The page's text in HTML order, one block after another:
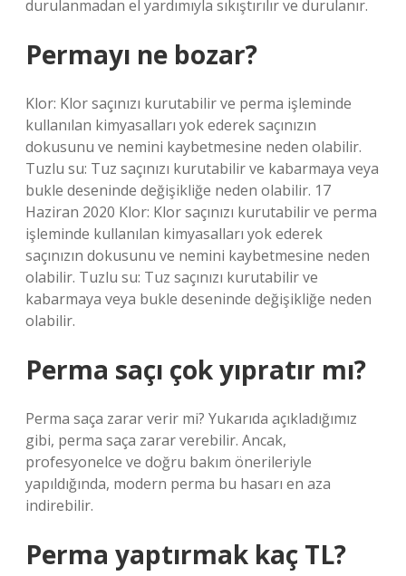
durulanmadan el yardımıyla sıkıştırılır ve durulanır.
Permayı ne bozar?
Klor: Klor saçınızı kurutabilir ve perma işleminde
kullanılan kimyasalları yok ederek saçınızın
dokusunu ve nemini kaybetmesine neden olabilir.
Tuzlu su: Tuz saçınızı kurutabilir ve kabarmaya veya
bukle deseninde değişikliğe neden olabilir. 17
Haziran 2020 Klor: Klor saçınızı kurutabilir ve perma
işleminde kullanılan kimyasalları yok ederek
saçınızın dokusunu ve nemini kaybetmesine neden
olabilir. Tuzlu su: Tuz saçınızı kurutabilir ve
kabarmaya veya bukle deseninde değişikliğe neden
olabilir.
Perma saçı çok yıpratır mı?
Perma saça zarar verir mi? Yukarıda açıkladığımız
gibi, perma saça zarar verebilir. Ancak,
profesyonelce ve doğru bakım önerileriyle
yapıldığında, modern perma bu hasarı en aza
indirebilir.
Perma yaptırmak kaç TL?